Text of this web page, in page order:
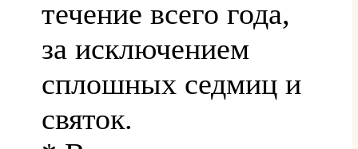
течение всего года,
за исключением
сплошных седмиц и
святок.